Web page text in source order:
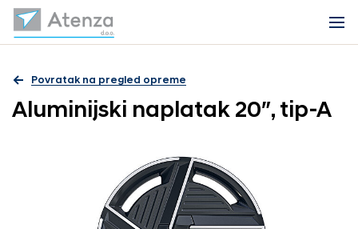
Povratak na pregled opreme
Aluminijski naplatak 20″, tip-A